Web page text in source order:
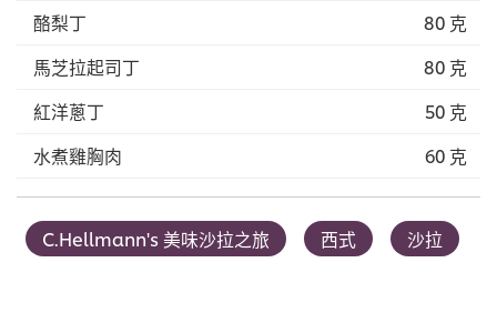
酪梨丁
80 克
馬芝拉起司丁
80 克
紅洋蔥丁
50 克
水煮雞胸肉
60 克
C.Hellmann's 美味沙拉之旅 西式 沙拉